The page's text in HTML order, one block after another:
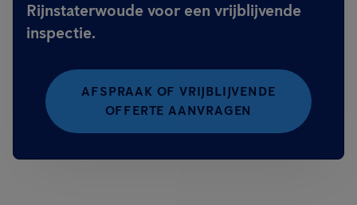
Rijnstaterwoude voor een vrijblijvende
inspectie.
AFSPRAAK OF VRIJBLIJVENDE
OFFERTE AANVRAGEN